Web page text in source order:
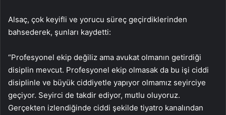
Alsaç, çok keyifli ve yorucu süreç geçirdiklerinden
bahsederek, şunları kaydetti:
“Profesyonel ekip değiliz ama avukat olmanın getirdiği
disiplin mevcut. Profesyonel ekip olmasak da bu işi ciddi
disiplinle ve büyük ciddiyetle yapıyor olmamız seyirciye
geçiyor. Seyirci de takdir ediyor, mutlu oluyoruz.
Gerçekten izlendiğinde ciddi şekilde tiyatro kanalından